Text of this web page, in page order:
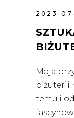
2023-07-
Moja
biżuterii
temu i